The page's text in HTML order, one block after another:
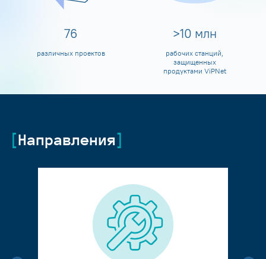
80
различных проектов
>10 млн
рабочих станций,
защищенных
продуктами ViPNet
Направления